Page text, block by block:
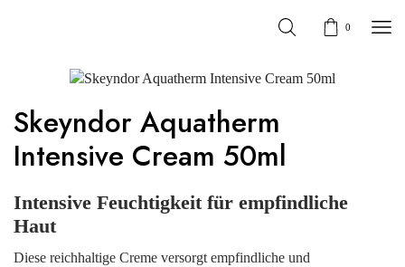
0
Skeyndor Aquatherm
Intensive Cream 50ml
Intensive Feuchtigkeit für empfindliche
Haut
Diese reichhaltige Creme versorgt empfindliche und